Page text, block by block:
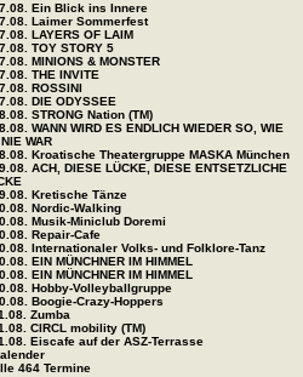
Ein Blick ins Innere
Laimer Sommerfest
LAYERS OF LAIM
TOY STORY 5
MINIONS & MONSTER
THE INVITE
ROSSINI
DIE ODYSSEE
STRONG Nation (TM)
WANN WIRD ES ENDLICH WIEDER SO, WIE
WAR
Kroatische Theatergruppe MASKA München
ACH, DIESE LÜCKE, DIESE ENTSETZLICHE
Kretische Tänze
Nordic-Walking
Musik-Miniclub Doremi
Repair-Cafe
Internationaler Volks- und Folklore-Tanz
EIN MÜNCHNER IM HIMMEL
EIN MÜNCHNER IM HIMMEL
Hobby-Volleyballgruppe
Boogie-Crazy-Hoppers
Zumba
CIRCL mobility (TM)
Eiscafe auf der ASZ-Terrasse
464 Termine